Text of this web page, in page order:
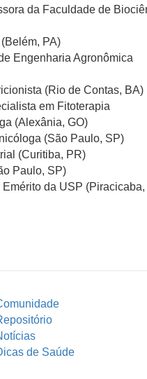
da Faculdade de
PA)
Engenharia Agronômica
(Rio de Contas, BA)
em Fitoterapia
(Alexânia, GO)
(São Paulo, SP)
(Curitiba, PR)
Paulo, SP)
da USP (Piracicaba,
de Saúde